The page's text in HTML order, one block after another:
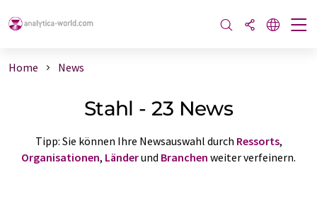
Home News
Stahl - 23 News
Tipp: Sie können Ihre Newsauswahl durch Ressorts,
Organisationen, Länderund Branchen weiter verfeinern.